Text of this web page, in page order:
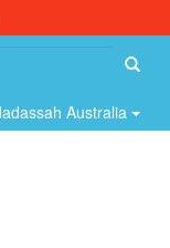
Australia